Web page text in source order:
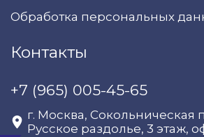
Обработка персональных
Контакты
+7 (965) 005-45-65
г. Москва, Сокольническая
Русское раздолье, 3 этаж,